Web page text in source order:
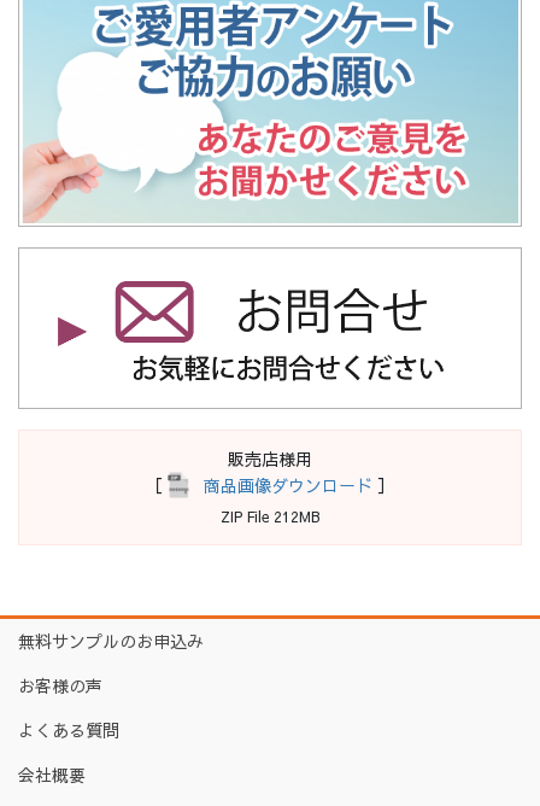
販売店様用
［
商品画像ダウンロード ］
ZIP File 212MB
無料サンプルのお申込み
お客様の声
よくある質問
会社概要